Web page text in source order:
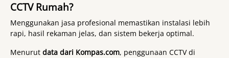
CCTV Rumah?
Menggunakan jasa profesional memastikan instalasi lebih
rapi, hasil rekaman jelas, dan sistem bekerja optimal.
Menurut data dari Kompas.com, penggunaan CCTV di